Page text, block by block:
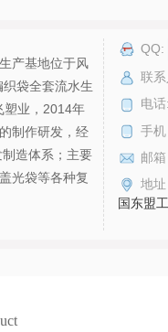
QQ:
联
电话:
手机
邮箱
地址
国东盟
产基地位于风
袋全套流水生
塑业，2014年
制作研发，经
造体系；主要
光袋等各种复